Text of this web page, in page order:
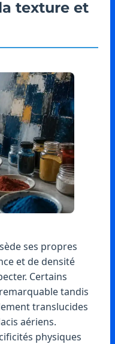
texture et
ses propres
et de densité
Certains
tandis
translucides
aériens.
physiques